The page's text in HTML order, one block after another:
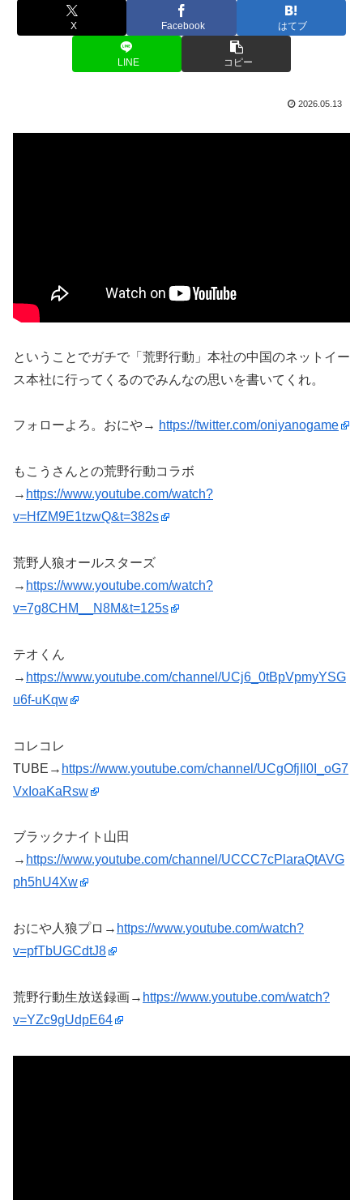
X Facebook はてブ
LINE コピー
2026.05.13
ということでガチで「荒野行動」本社の中国のネットイー
ス本社に行ってくるのでみんなの思いを書いてくれ。
フォローよろ。おにや→ https://twitter.com/oniyanogame
もこうさんとの荒野行動コラボ
→ https://www.youtube.com/watch?
v=HfZM9E1tzwQ&t=382s
荒野人狼オールスターズ
→ https://www.youtube.com/watch?
v=7g8CHM__N8M&t=125s
テオくん
→ https://www.youtube.com/channel/UCj6_0tBpVpmyYSG
u6f-uKqw
コレコレ
TUBE→ https://www.youtube.com/channel/UCgOfjIl0I_oG7
VxIoaKaRsw
ブラックナイト山田
→ https://www.youtube.com/channel/UCCC7cPlaraQtAVG
ph5hU4Xw
おにや人狼プロ→ https://www.youtube.com/watch?
v=pfTbUGCdtJ8
荒野行動生放送録画→ https://www.youtube.com/watch?
v=YZc9gUdpE64